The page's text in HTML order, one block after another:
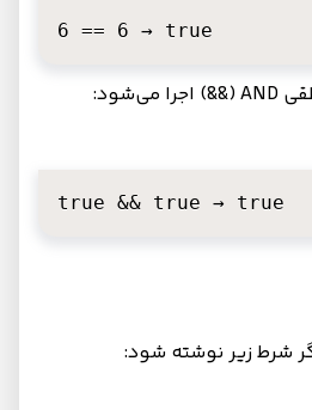
6 == 6 → true
true && true → true
شرط زیر نوشته شود: